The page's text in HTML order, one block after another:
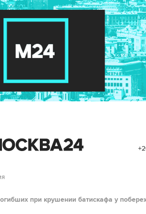
при крушении батискафа у